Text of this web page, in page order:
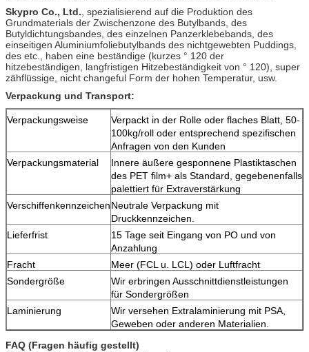
Skypro Co., Ltd. , spezialisierend auf die Produktion des
Grundmaterials der Zwischenzone des Butylbands, des
Butyldichtungsbandes, des einzelnen Panzerklebebands, des
einseitigen Aluminiumfoliebutylbands des nichtgewebten Puddings,
des etc., haben eine beständige (kurzes ° 120 der
hitzebeständigen, langfristigen Hitzebeständigkeit von ° 120), super
zähflüssige, nicht changeful Form der hohen Temperatur, usw.
Verpackung und Transport:
Verpackungsweise
Verpackt in der Rolle oder flaches Blatt, 50-
100kg/roll oder entsprechend spezifischen
Anfragen von den Kunden
Verpackungsmaterial
Innere äußere gesponnene Plastiktaschen
des PET film+ als Standard, gegebenenfalls
palettiert für Extraverstärkung
VerschiffenkennzeichenNeutrale Verpackung mit
Druckkennzeichen.
Lieferfrist
15 Tage seit Eingang von PO und von
Anzahlung
Fracht
Meer (FCL u. LCL) oder Luftfracht
Sondergröße
Wir erbringen Ausschnittdienstleistungen
für Sondergrößen
Laminierung
Wir versehen Extralaminierung mit PSA,
Geweben oder anderen Materialien.
FAQ (Fragen häufig gestellt)